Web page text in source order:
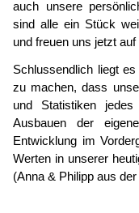
auch unsere
sind alle ein Stück
und freuen uns jetzt
Schlussendlich liegt
zu machen, dass
und Statistiken
Ausbauen der
Entwicklung im
Werten in
(Anna & Philipp aus